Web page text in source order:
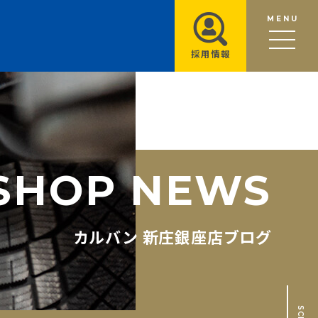
MENU
採用情報
HOP NEWS
カルバン 新庄銀座店ブログ